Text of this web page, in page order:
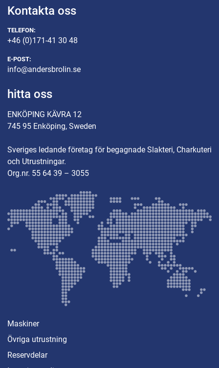
Kontakta oss
TELEFON:
+46 (0)171-41 30 48
E-POST:
info@andersbrolin.se
hitta oss
ENKÖPING KÄVRA 12
745 95 Enköping, Sweden
Sveriges ledande företag för begagnade Slakteri, Charkuteri
och Utrustningar.
Org.nr. 55 64 39 – 3055
Maskiner
Övriga utrustning
Reservdelar